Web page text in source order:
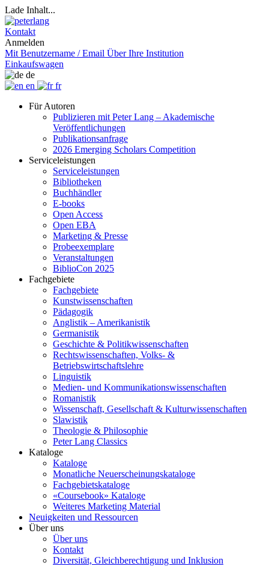
Lade Inhalt...
Kontakt
Anmelden
Mit Benutzername / Email Über Ihre Institution
Einkaufswagen
de
en
fr
Für Autoren
Publizieren mit Peter Lang – Akademische
Veröffentlichungen
Publikationsanfrage
2026 Emerging Scholars Competition
Serviceleistungen
Serviceleistungen
Bibliotheken
Buchhändler
E-books
Open Access
Open EBA
Marketing & Presse
Probeexemplare
Veranstaltungen
BiblioCon 2025
Fachgebiete
Fachgebiete
Kunstwissenschaften
Pädagogik
Anglistik – Amerikanistik
Germanistik
Geschichte & Politikwissenschaften
Rechtswissenschaften, Volks- &
Betriebswirtschaftslehre
Linguistik
Medien- und Kommunikationswissenschaften
Romanistik
Wissenschaft, Gesellschaft & Kulturwissenschaften
Slawistik
Theologie & Philosophie
Peter Lang Classics
Kataloge
Kataloge
Monatliche Neuerscheinungskataloge
Fachgebietskataloge
«Coursebook» Kataloge
Weiteres Marketing Material
Neuigkeiten und Ressourcen
Über uns
Über uns
Kontakt
Diversität, Gleichberechtigung und Inklusion